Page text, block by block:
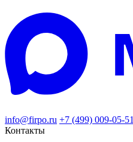
info@firpo.ru +7 (499) 009-05-51
Контакты